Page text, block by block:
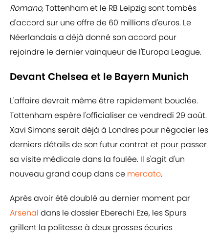
Romano,Tottenham et le RB Leipzig sont tombés
d'accord sur une offre de 60 millions d'euros. Le
Néerlandais a déjà donné son accord pour
rejoindre le dernier vainqueur de l'Europa League.
Devant Chelsea et le Bayern Munich
L'affaire devrait même être rapidement bouclée.
Tottenham espère l'officialiser ce vendredi 29 août.
Xavi Simons serait déjà à Londres pour négocier les
derniers détails de son futur contrat et pour passer
sa visite médicale dans la foulée. Il s'agit d'un
nouveau grand coup dans ce mercato.
Après avoir été doublé au dernier moment par
Arsenal dans le dossier Eberechi Eze, les Spurs
grillent la politesse à deux grosses écuries